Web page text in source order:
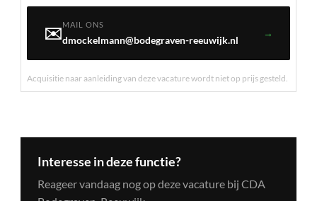
✉️MAIL ONS
dmockelmann@bodegraven-reeuwijk.nl
→
Acquisitie naar aanleiding van deze vacature wordt niet op prijs gesteld.
Interesse in deze functie?
Reageer vandaag nog op deze vacature bij CDA